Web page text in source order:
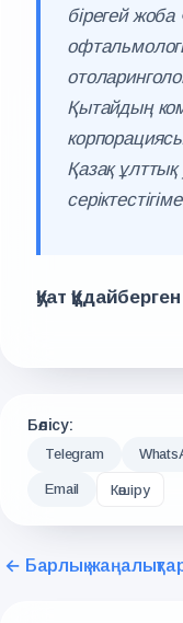
бірегей жоба
Қытайдың
Қазақ ұлттық
Қуат Құдайберген
Бөлісу:
Telegram
Email Көшіру
← Барлық